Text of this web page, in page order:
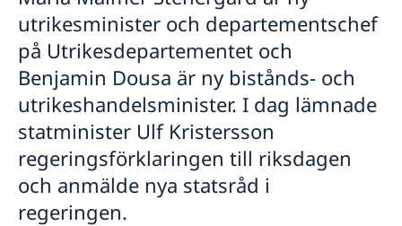
Förnya svenskt körkort
Avgifter
Team Sweden
Så kan du få stöd
Svenska företag i Kina
Anmäl handelshinder
utrikesminister och departementschef
på Utrikesdepartementet och
Benjamin Dousa är ny bistånds- och
utrikeshandelsminister. I dag lämnade
statminister Ulf Kristersson
regeringsförklaringen till riksdagen
och anmälde nya statsråd i
regeringen.